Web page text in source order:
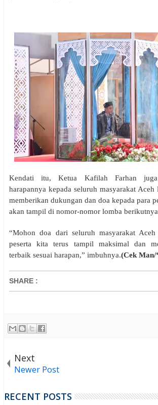
Kendati itu, Ketua Kafilah Farhan juga
harapannya kepada seluruh masyarakat Aceh
memberikan dukungan dan doa kepada para
akan tampil di nomor-nomor lomba
“Mohon doa dari seluruh masyarakat
peserta kita terus tampil maksimal dan
terbaik sesuai harapan,” imbuhnya.(Cek
SHARE :
Next
Newer Post
RECENT POSTS